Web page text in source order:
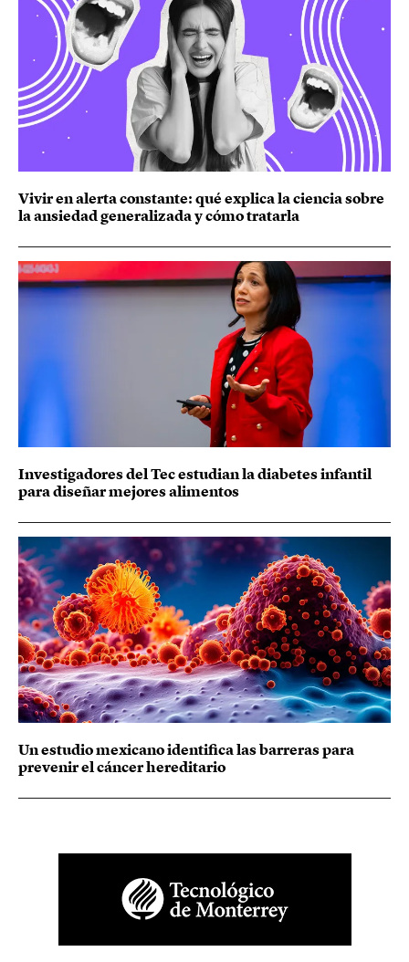
Vivir en alerta constante: qué explica la ciencia sobre
la ansiedad generalizada y cómo tratarla
Investigadores del Tec estudian la diabetes infantil
para diseñar mejores alimentos
Un estudio mexicano identifica las barreras para
prevenir el cáncer hereditario